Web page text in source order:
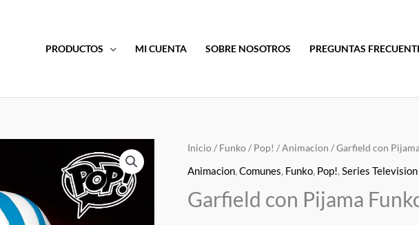
PRODUCTOS MI CUENTA SOBRE NOSOTROS PREGUNTAS
Inicio/ Funko/ Pop! /Animacion / Garfield con
Animacion,Comunes, Funko, Pop!,Series Television
Garfield con Pijama
El
precio
original
El
precio
actual
Garfield
con
Funko